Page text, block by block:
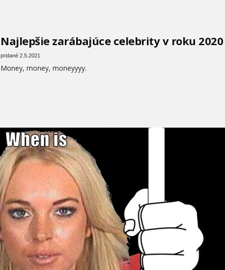
Najlepšie zarábajúce celebrity v roku 2020
pridané 2.5.2021
Money, money, moneyyyy.